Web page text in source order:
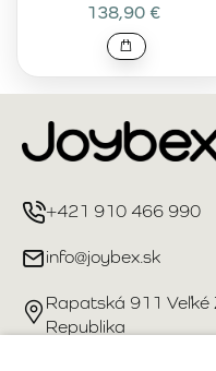
138,90 €
+421 910 466 990
info@joybex.sk
Rapatská 911 Veľké
Republika